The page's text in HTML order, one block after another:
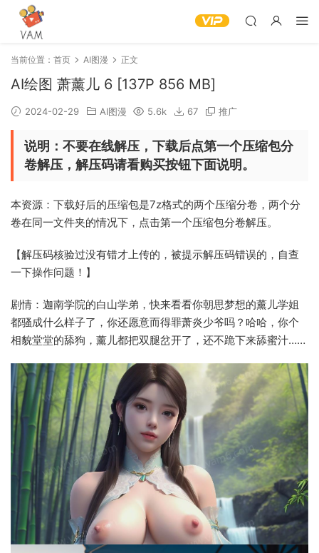
当前位置： 首页 AI图漫 正文
AI绘图 萧薰儿 6 [137P 856 MB]
2024-02-29 AI图漫 5.6k 67 推广
说明：不要在线解压，下载后点第一个压缩包分
卷解压，解压码请看购买按钮下面说明。
本资源：下载好后的压缩包是7z格式的两个压缩分卷，两个分
卷在同一文件夹的情况下，点击第一个压缩包分卷解压。
【解压码核验过没有错才上传的，被提示解压码错误的，自查
一下操作问题！】
剧情：迦南学院的白山学弟，快来看看你朝思梦想的薰儿学姐
都骚成什么样子了，你还愿意而得罪萧炎少爷吗？哈哈，你个
相貌堂堂的舔狗，薰儿都把双腿岔开了，还不跪下来舔蜜汁……